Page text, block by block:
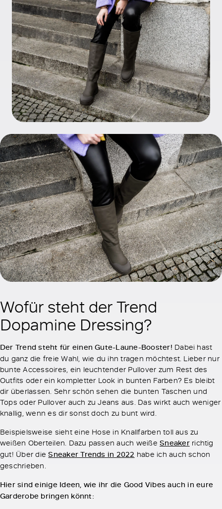
Wofür steht der Trend
Dopamine Dressing?
Der Trend steht für einen Gute-Laune-Booster! Dabei hast
du ganz die freie Wahl, wie du ihn tragen möchtest. Lieber nur
bunte Accessoires, ein leuchtender Pullover zum Rest des
Outfits oder ein kompletter Look in bunten Farben? Es bleibt
dir überlassen. Sehr schön sehen die bunten Taschen und
Tops oder Pullover auch zu Jeans aus. Das wirkt auch weniger
knallig, wenn es dir sonst doch zu bunt wird.
Beispielsweise sieht eine Hose in Knallfarben toll aus zu
weißen Oberteilen. Dazu passen auch weißeSneakerrichtig
gut! Über dieSneaker Trends in 2022 habe ich auch schon
geschrieben.
Hier sind einige Ideen, wie ihr die Good Vibes auch in eure
Garderobe bringen könnt: